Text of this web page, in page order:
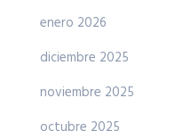
enero 2026
diciembre 2025
noviembre 2025
octubre 2025